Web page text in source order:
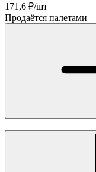
171,6 ₽/шт
Продаётся палетами